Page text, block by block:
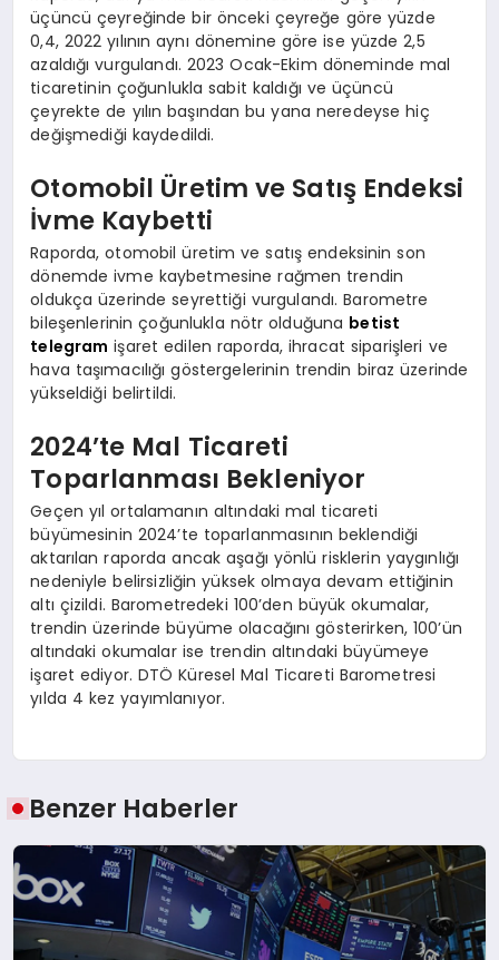
üçüncü çeyreğinde bir önceki çeyreğe göre yüzde
0,4, 2022 yılının aynı dönemine göre ise yüzde 2,5
azaldığı vurgulandı. 2023 Ocak-Ekim döneminde mal
ticaretinin çoğunlukla sabit kaldığı ve üçüncü
çeyrekte de yılın başından bu yana neredeyse hiç
değişmediği kaydedildi.
Otomobil Üretim ve Satış Endeksi
İvme Kaybetti
Raporda, otomobil üretim ve satış endeksinin son
dönemde ivme kaybetmesine rağmen trendin
oldukça üzerinde seyrettiği vurgulandı. Barometre
bileşenlerinin çoğunlukla nötr olduğuna betist
telegram işaret edilen raporda, ihracat siparişleri ve
hava taşımacılığı göstergelerinin trendin biraz üzerinde
yükseldiği belirtildi.
2024’te Mal Ticareti
Toparlanması Bekleniyor
Geçen yıl ortalamanın altındaki mal ticareti
büyümesinin 2024’te toparlanmasının beklendiği
aktarılan raporda ancak aşağı yönlü risklerin yaygınlığı
nedeniyle belirsizliğin yüksek olmaya devam ettiğinin
altı çizildi. Barometredeki 100’den büyük okumalar,
trendin üzerinde büyüme olacağını gösterirken, 100’ün
altındaki okumalar ise trendin altındaki büyümeye
işaret ediyor. DTÖ Küresel Mal Ticareti Barometresi
yılda 4 kez yayımlanıyor.
Benzer Haberler